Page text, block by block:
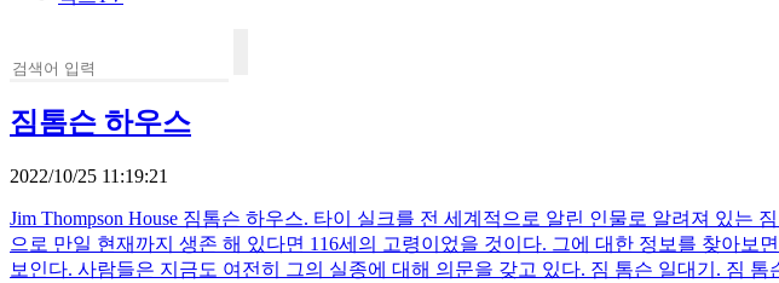
짐톰슨 하우스
2022/10/25 11:19:21
Jim Thompson House 짐톰슨 하우스. 타이 실크를 전 세계적으로 알린 인물로 알려져 있는
으로 만일 현재까지 생존 해 있다면 116세의 고령이었을 것이다. 그에 대한 정보를 찾아
보인다. 사람들은 지금도 여전히 그의 실종에 대해 의문을 갖고 있다. 짐 톰슨 일대기. 짐